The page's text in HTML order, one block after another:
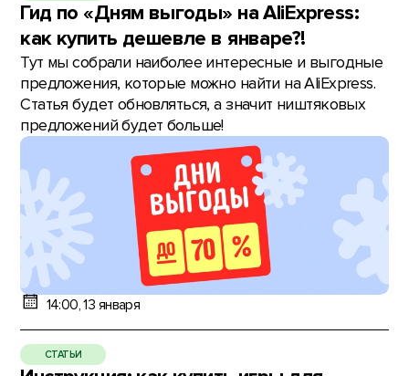
Гид по «Дням выгоды» на AliExpress:
как купить дешевле в январе?!
Тут мы собрали наиболее интересные и выгодные
предложения, которые можно найти на AliExpress.
Статья будет обновляться, а значит ништяковых
предложений будет больше!
14:00, 13 января
СТАТЬИ